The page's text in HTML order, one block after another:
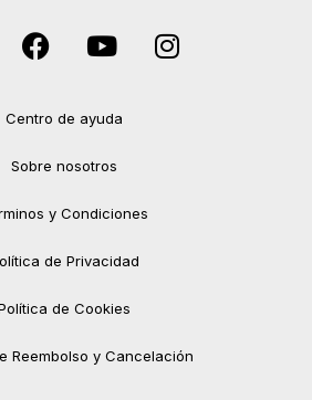
Centro de ayuda
Sobre nosotros
y Condiciones
de Privacidad
de Cookies
Reembolso y Cancelación